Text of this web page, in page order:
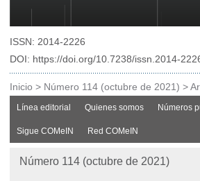
ISSN: 2014-2226
DOI: https://doi.org/10.7238/issn.2014-
Inicio > Número 114 (octubre de 2021) >
Línea editorial Quienes somos Números
Sigue COMeIN Red COMeIN
Número 114 (octubre de 2021)